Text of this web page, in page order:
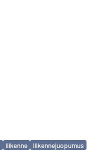
liikenne
liikennejuopumus